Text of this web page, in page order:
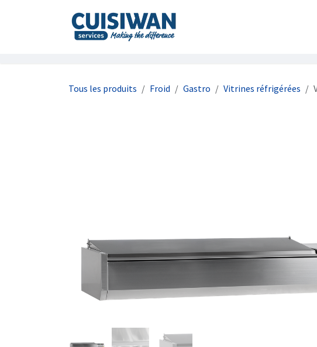
Tous les produits Froid Gastro Vitrines réfrigérées